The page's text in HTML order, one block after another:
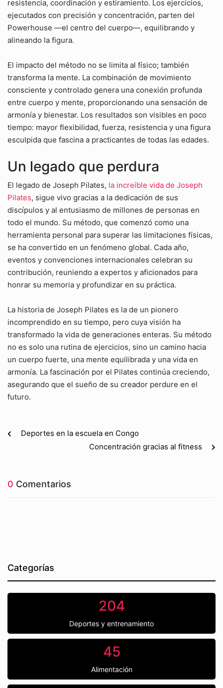
resistencia, coordinación y estiramiento. Los ejercicios,
ejecutados con precisión y concentración, parten del
Powerhouse —el centro del cuerpo—, equilibrando y
alineando la figura.
El impacto del método no se limita al físico; también
transforma la mente. La combinación de movimiento
consciente y controlado genera una conexión profunda
entre cuerpo y mente, proporcionando una sensación de
armonía y bienestar. Los resultados son visibles en poco
tiempo: mayor flexibilidad, fuerza, resistencia y una figura
esculpida que fascina a practicantes de todas las edades.
Un legado que perdura
El legado de Joseph Pilates, la increíble vida de Joseph
Pilates, sigue vivo gracias a la dedicación de sus
discípulos y al entusiasmo de millones de personas en
todo el mundo. Su método, que comenzó como una
herramienta personal para superar las limitaciones físicas,
se ha convertido en un fenómeno global. Cada año,
eventos y convenciones internacionales celebran su
contribución, reuniendo a expertos y aficionados para
honrar su memoria y profundizar en su práctica.
La historia de Joseph Pilates es la de un pionero
incomprendido en su tiempo, pero cuya visión ha
transformado la vida de generaciones enteras. Su método
no es solo una rutina de ejercicios, sino un camino hacia
un cuerpo fuerte, una mente equilibrada y una vida en
armonía. La fascinación por el Pilates continúa creciendo,
asegurando que el sueño de su creador perdure en el
futuro.
Deportes en la escuela en Congo
Concentración gracias al fitness
0 Comentarios
Categorías
204
Deportes y entrenamiento
45
Alimentación